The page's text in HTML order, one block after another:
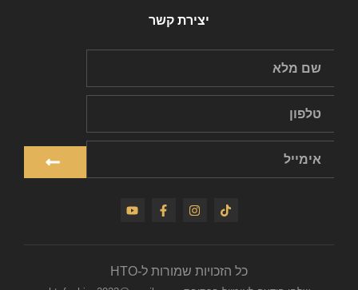
יצירת קשר
כל הזכויות שמורות ל-HTO